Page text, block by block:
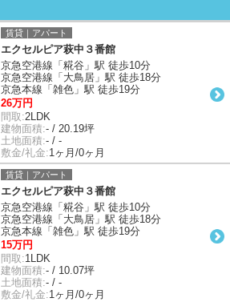
賃貸｜アパート
エクセルピア萩中３番館
京急空港線「糀谷」駅 徒歩10分
京急空港線「大鳥居」駅 徒歩18分
京急本線「雑色」駅 徒歩19分
26万円
間取:2LDK
建物面積:- / 20.19坪
土地面積:- / -
敷金/礼金:1ヶ月/0ヶ月
賃貸｜アパート
エクセルピア萩中３番館
京急空港線「糀谷」駅 徒歩10分
京急空港線「大鳥居」駅 徒歩18分
京急本線「雑色」駅 徒歩19分
15万円
間取:1LDK
建物面積:- / 10.07坪
土地面積:- / -
敷金/礼金:1ヶ月/0ヶ月